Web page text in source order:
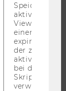
Speichert die
aktiven
Viewports.
einen
der zur
aktiver
bei der
verwendet